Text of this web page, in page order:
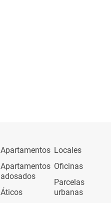
Apartamentos
Apartamentos
adosados
Áticos
Locales
Oficinas
Parcelas
urbanas